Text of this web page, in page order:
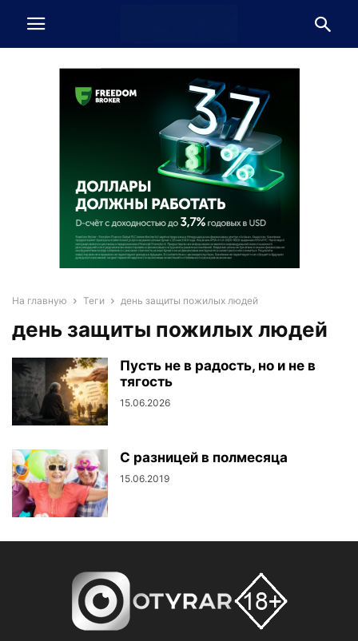
На главную Теги день защиты пожилых людей
день защиты пожилых людей
Пусть не в радость, но и не в
тягость
15.06.2026
С разницей в полмесяца
15.06.2019